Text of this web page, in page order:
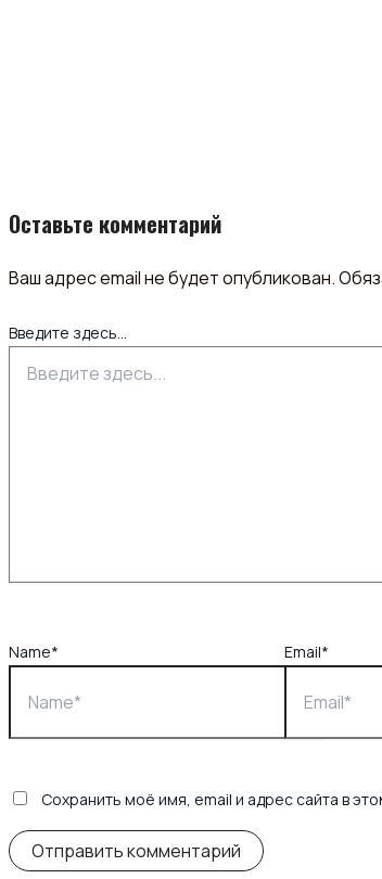
Оставьте комментарий
Ваш адрес email не будет опубликован.
Введите здесь...
Name* Email*
Сохранить моё имя, email и адрес сайта в